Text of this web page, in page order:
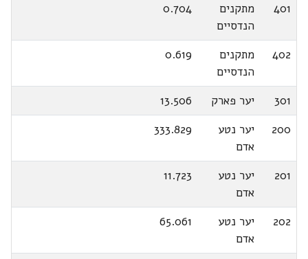
401
מתקנים
הנדסיים
0.704
402
מתקנים
הנדסיים
0.619
301 יער פארק
13.506
200
יער נטע
אדם
333.829
201
יער נטע
אדם
11.723
202
יער נטע
אדם
65.061